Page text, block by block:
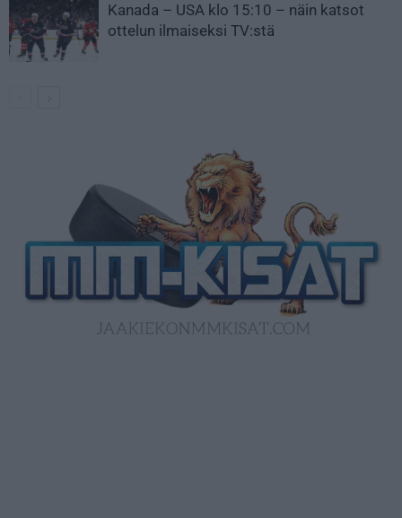
Kanada – USA klo 15:10 – näin katsot
ottelun ilmaiseksi TV:stä